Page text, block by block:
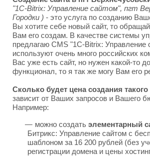
"1C-Bitrix: Управление сайтом", пгт
Городки ) - это услуга по созданию
Вы хотите себе новый сайт, то
Вам его создам. В качестве системы
предлагаю CMS "1C-Bitrix: Управление
используют очень много российских
Вас уже есть сайт, но нужен какой-то
функционал, то я так же могу Вам его
Сколько будет цена создания такого
зависит от Ваших запросов и Вашего
Например:
можно создать элементарный
Битрикс: Управление сайтом с
шаблоном за 16 200 рублей (без
регистрации домена и цены